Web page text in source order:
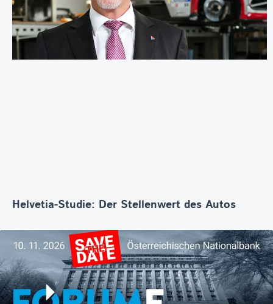
Helvetia-Studie: Der Stellenwert des Autos